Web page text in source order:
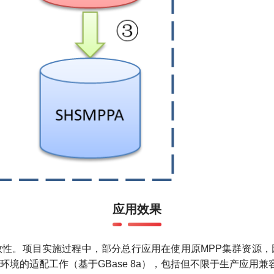
应用效果
。项目实施过程中，部分总行应用在使用原MPP集群资源
境的适配工作（基于GBase 8a），包括但不限于生产应用